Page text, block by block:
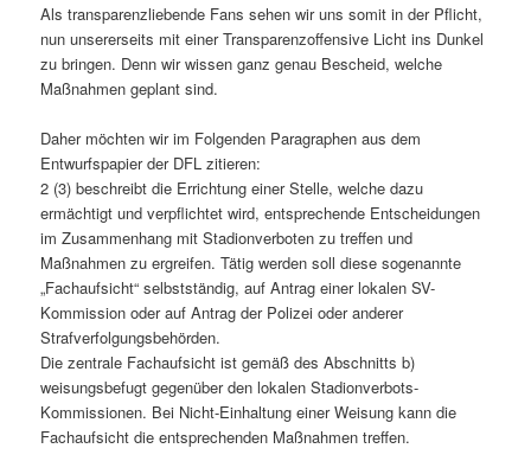
Als transparenzliebende Fans sehen wir uns somit in der Pflicht,
nun unsererseits mit einer Transparenzoffensive Licht ins Dunkel
zu bringen. Denn wir wissen ganz genau Bescheid, welche
Maßnahmen geplant sind.
Daher möchten wir im Folgenden Paragraphen aus dem
Entwurfspapier der DFL zitieren:
2 (3) beschreibt die Errichtung einer Stelle, welche dazu
ermächtigt und verpflichtet wird, entsprechende Entscheidungen
im Zusammenhang mit Stadionverboten zu treffen und
Maßnahmen zu ergreifen. Tätig werden soll diese sogenannte
„Fachaufsicht“ selbstständig, auf Antrag einer lokalen SV-
Kommission oder auf Antrag der Polizei oder anderer
Strafverfolgungsbehörden.
Die zentrale Fachaufsicht ist gemäß des Abschnitts b)
weisungsbefugt gegenüber den lokalen Stadionverbots-
Kommissionen. Bei Nicht-Einhaltung einer Weisung kann die
Fachaufsicht die entsprechenden Maßnahmen treffen.